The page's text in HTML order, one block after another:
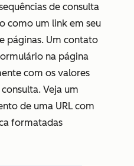
de consulta
como um link em seu
páginas. Um contato
na página
com os valores
Veja um
de uma URL com
formatadas